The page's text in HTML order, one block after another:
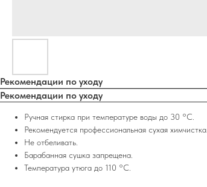
Рекомендации по уходу
Рекомендации по уходу
Ручная стирка при температуре воды до 30 °C.
Рекомендуется профессиональная сухая химчистка.
Не отбеливать.
Барабанная сушка запрещена.
Температура утюга до 110 °C.